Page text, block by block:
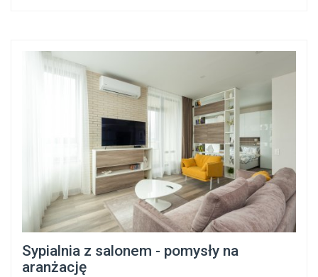
Sypialnia z salonem - pomysły na
aranżację